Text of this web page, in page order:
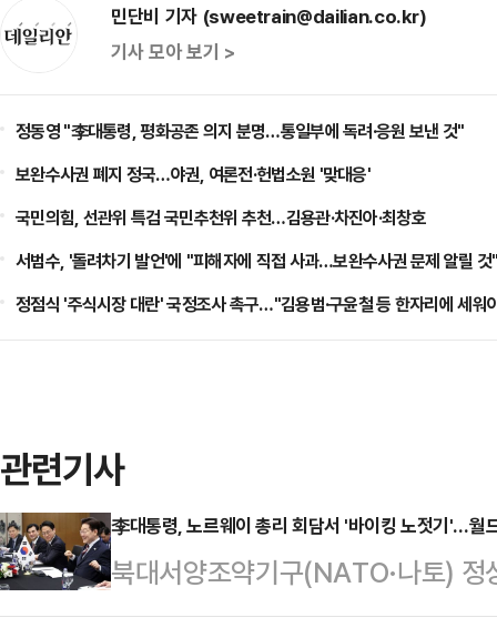
민단비 기자 (sweetrain@dailian.co.kr)
기사 모아 보기 >
정동영 "李대통령, 평화공존 의지 분명…통일부에 독려·응원 보낸 것"
보완수사권 폐지 정국…야권, 여론전·헌법소원 '맞대응'
국민의힘, 선관위 특검 국민추천위 추천…김용관·차진아·최창호
서범수, '돌려차기 발언'에 "피해자에 직접 사과…보완수사권 문제 알릴
정점식 '주식시장 대란' 국정조사 촉구…"김용범·구윤철 등 한자리에 세워
관련기사
李대통령, 노르웨이 총리 회담서 '바이킹 노젓기'…월
북대서양조약기구(NATO·나토)
중인 이재명 대통령이 요나스 가르